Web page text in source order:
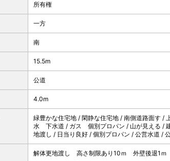
所有権
一方
南
15.5m
公道
4.0m
緑豊かな住宅地 / 閑静な住宅地 / 南側道路面す /
水 下水道 / ガス 個別プロパン / 山が見える /
地渡し / 日当り良好 / 個別プロパン / 公営水道 /
解体更地渡し 高さ制限あり10ｍ 外壁後退1ｍ